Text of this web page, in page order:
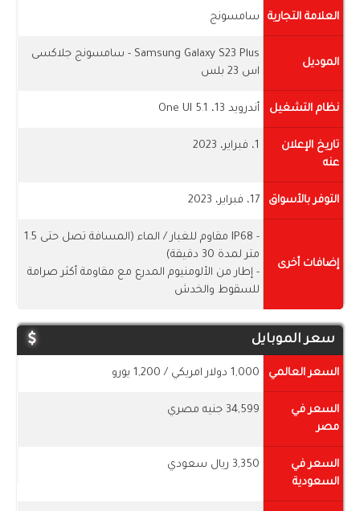
العلامة التجارية سامسونج
الموديل
Samsung Galaxy S23 Plus - سامسونج جلاكسى
اس 23 بلس
نظام التشغيل أندرويد 13، One UI 5.1
تاريخ الإعلان
عنه
1، فبراير، 2023
التوفر بالأسواق 17، فبراير، 2023
إضافات أخرى
- IP68 مقاوم للغبار / الماء (المسافة تصل حتى 1.5
متر لمدة 30 دقيقة)
- إطار من الألومنيوم المدرع مع مقاومة أكثر صرامة
للسقوط والخدش
سعر الموبايل
السعر العالمي 1,000 دولار امريكي / 1,200 يورو
السعر في
مصر
34,599 جنيه مصري
السعر في
السعودية
3,350 ريال سعودي